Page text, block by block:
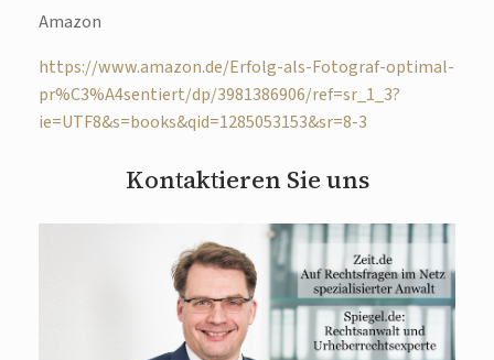
Amazon
https://www.amazon.de/Erfolg-als-Fotograf-optimal-
pr%C3%A4sentiert/dp/3981386906/ref=sr_1_3?
ie=UTF8&s=books&qid=1285053153&sr=8-3
Kontaktieren Sie uns